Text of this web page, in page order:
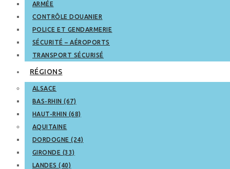
ARMÉE
CONTRÔLE DOUANIER
POLICE ET GENDARMERIE
SÉCURITÉ – AÉROPORTS
TRANSPORT SÉCURISÉ
RÉGIONS
ALSACE
BAS-RHIN (67)
HAUT-RHIN (68)
AQUITAINE
DORDOGNE (24)
GIRONDE (33)
LANDES (40)